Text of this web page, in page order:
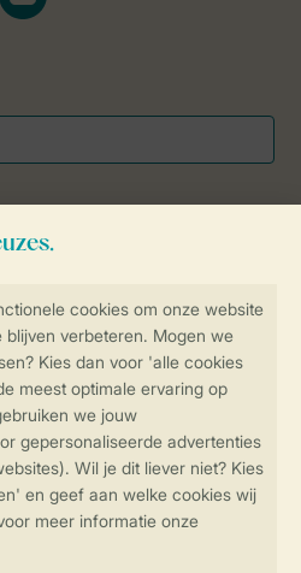
jouw gegevens &